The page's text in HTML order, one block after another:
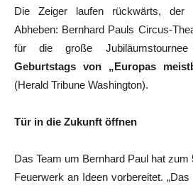
Die Zeiger laufen rückwärts,
Abheben: Bernhard Pauls Circus-
für die große
Geburtstags von „Europas
(Herald Tribune Washington).
Tür in die Zukunft öffnen
Das Team um Bernhard Paul hat
Feuerwerk an Ideen vorbereitet.